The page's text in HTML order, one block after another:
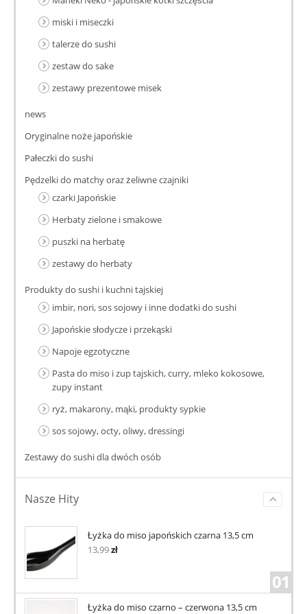
miski i miseczki
talerze do sushi
zestaw do sake
zestawy prezentowe misek
news
Oryginalne noże japońskie
Pałeczki do sushi
Pędzelki do matchy oraz żeliwne czajniki
czarki Japońskie
Herbaty zielone i smakowe
puszki na herbatę
zestawy do herbaty
Produkty do sushi i kuchni tajskiej
imbir, nori, sos sojowy i inne dodatki do sushi
Japońskie słodycze i przekąski
Napoje egzotyczne
Pasta do miso i zup tajskich, curry, mleko kokosowe,
zupy instant
ryż, makarony, mąki, produkty sypkie
sos sojowy, octy, oliwy, dressingi
Zestawy do sushi dla dwóch osób
Nasze Hity
Łyżka do miso japońskich czarna 13,5 cm
13,99zł
01
Łyżka do miso czarno – czerwona 13,5 cm